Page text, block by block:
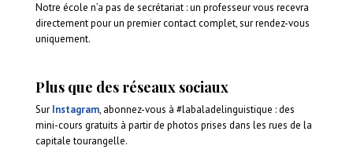
Notre école n’a pas de secrétariat : un professeur vous recevra
directement pour un premier contact complet, sur rendez-vous
uniquement.
Plus que des réseaux sociaux
Sur Instagram, abonnez-vous à #labaladelinguistique : des
mini-cours gratuits à partir de photos prises dans les rues de la
capitale tourangelle.